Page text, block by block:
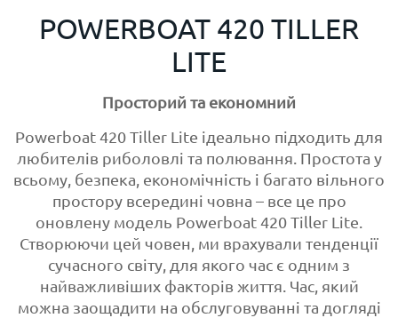
POWERBOAT 420 TILLER
LITE
Просторий та економний
Powerboat 420 Tiller Lite ідеально підходить для
любителів риболовлі та полювання. Простота у
всьому, безпека, економічність і багато вільного
простору всередині човна – все це про
оновлену модель Powerboat 420 Tiller Lite.
Створюючи цей човен, ми врахували тенденції
сучасного світу, для якого час є одним з
найважливіших факторів життя. Час, який
можна заощадити на обслуговуванні та догляді